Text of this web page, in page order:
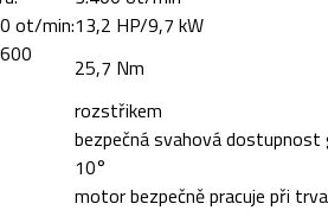
ot/min:13,2 HP/9,7 kW
25,7 Nm
rozstřikem
bezpečná svahová
10°
motor bezpečně pracuje při